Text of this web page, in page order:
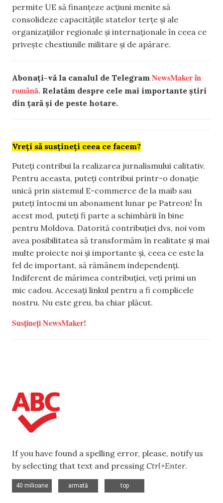
permite UE să finanțeze acțiuni menite să
consolideze capacitățile statelor terțe și ale
organizațiilor regionale și internaționale în ceea ce
privește chestiunile militare și de apărare.
Abonați-vă la canalul de Telegram NewsMaker în
română. Relatăm despre cele mai importante știri
din țară și de peste hotare.
Vreți să susțineți ceea ce facem?
Puteți contribui la realizarea jurnalismului calitativ.
Pentru aceasta, puteți contribui printr-o donație
unică prin sistemul E-commerce de la maib sau
puteți întocmi un abonament lunar pe Patreon! În
acest mod, puteți fi parte a schimbării în bine
pentru Moldova. Datorită contribuției dvs, noi vom
avea posibilitatea să transformăm în realitate și mai
multe proiecte noi și importante și, ceea ce este la
fel de important, să rămânem independenți.
Indiferent de mărimea contribuției, veți primi un
mic cadou. Accesați linkul pentru a fi complicele
nostru. Nu este greu, ba chiar plăcut.
Susțineți NewsMaker!
If you have found a spelling error, please, notify us
by selecting that text and pressing Ctrl+Enter.
40 milioane
armată
top